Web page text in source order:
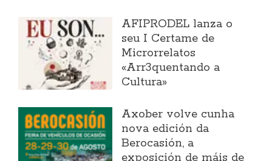
AFIPRODEL lanza o
seu I Certame de
Microrrelatos
«Arr3quentando a
Cultura»
Axober volve cunha
nova edición da
Berocasión, a
exposición de máis de